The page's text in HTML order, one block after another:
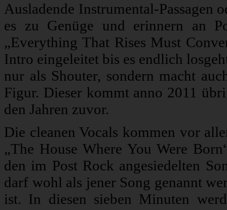
Ausladende Instrumental-Passagen
es zu Genüge und erinnern an
„Everything That Rises Must
Intro eingeleitet bis es endlich
nur als Shouter, sondern macht
Figur. Dieser kommt anno 2011
den Jahren zuvor.
Die cleanen Vocals kommen vor
„The House Where You Were
den im Post Rock angesiedelten
darf wohl als jener Song genannt
ist. In diesen sieben Minuten